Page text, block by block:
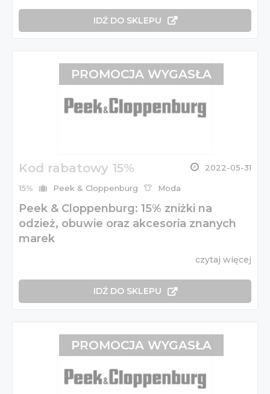
IDŹ DO SKLEPU
Kod rabatowy 15% 2022-05-31
15% Peek & Cloppenburg Moda
Peek & Cloppenburg: 15% zniżki na
odzież, obuwie oraz akcesoria znanych
marek
czytaj więcej
IDŹ DO SKLEPU
PROMOCJA WYGASŁA
PROMOCJA WYGASŁA